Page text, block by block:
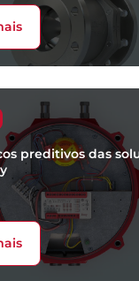
preditivos das